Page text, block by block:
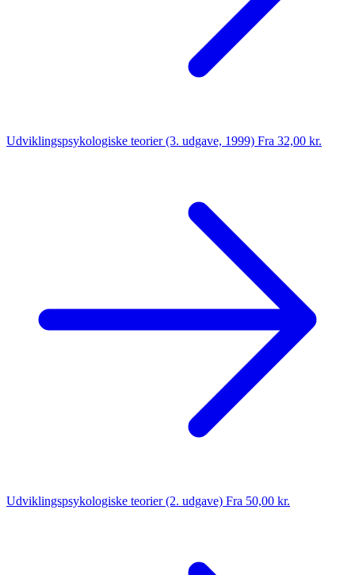
Udviklingspsykologiske teorier (3. udgave, 1999) Fra 32,00 kr.
Udviklingspsykologiske teorier (2. udgave) Fra 50,00 kr.